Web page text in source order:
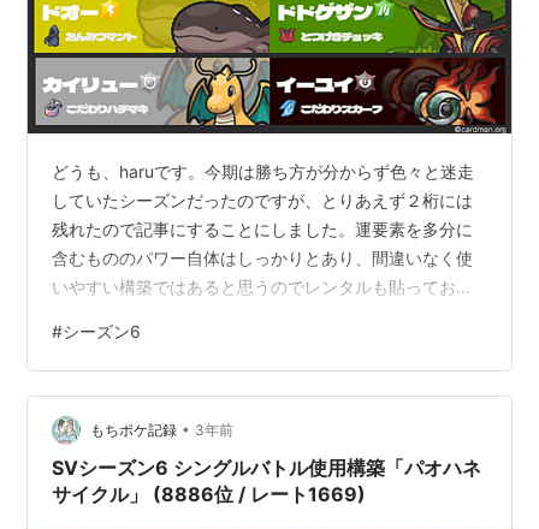
どうも、haruです。今期は勝ち方が分からず色々と迷走
していたシーズンだったのですが、とりあえず２桁には
残れたので記事にすることにしました。運要素を多分に
含むもののパワー自体はしっかりとあり、間違いなく使
いやすい構築ではあると思うのでレンタルも貼っておき
アタッカーを増やしていく方針で考え始めました。 そん
な中、いくつかの構築記事でも言われていましたが鉢巻
カイリューとイーユイの攻めの相性補完がものすごくよ
かったためゴチルを解雇しイーユイを即採用。 その後、
攻め選出のさいにハピよりも圧を掛けられるポケモンが
欲しかったため、ツツミにも強くでれカイ…
#シーズン6
もちポケ記録 • 3年前
SVシーズン6 シングルバトル使用構築「パオハネ
サイクル」 (8886位 / レート1669)